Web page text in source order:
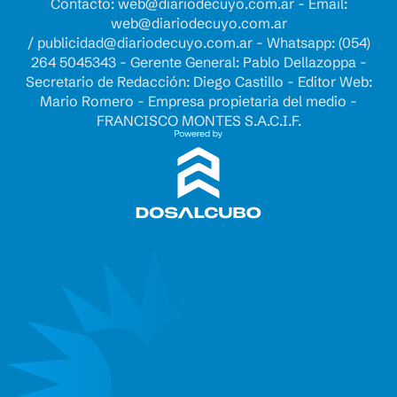
Contacto: web@diariodecuyo.com.ar- Email:
web@diariodecuyo.com.ar
/ publicidad@diariodecuyo.com.ar- Whatsapp: (054)
264 5045343 - Gerente General: Pablo Dellazoppa -
Secretario de Redacción: Diego Castillo - Editor Web:
Mario Romero - Empresa propietaria del medio -
FRANCISCO MONTES S.A.C.I.F.